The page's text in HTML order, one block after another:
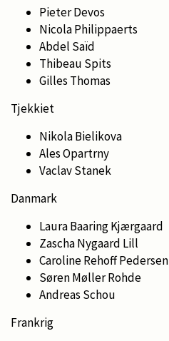
Pieter Devos
Nicola Philippaerts
Abdel Saïd
Thibeau Spits
Gilles Thomas
Tjekkiet
Nikola Bielikova
Ales Opartrny
Vaclav Stanek
Danmark
Laura Baaring Kjærgaard
Zascha Nygaard Lill
Caroline Rehoff Pedersen
Søren Møller Rohde
Andreas Schou
Frankrig